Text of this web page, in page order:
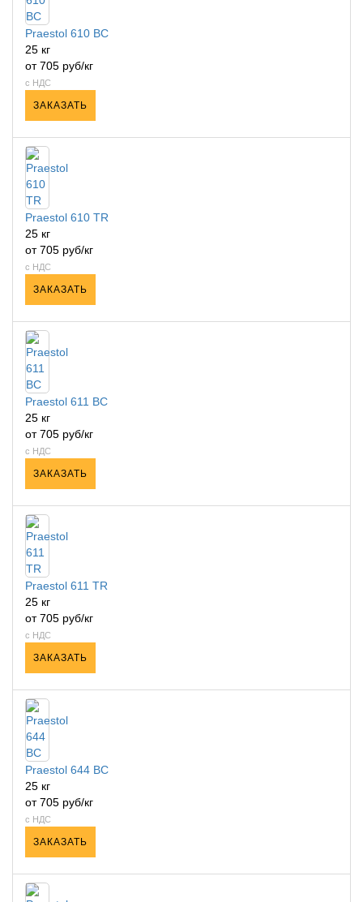
Praestol 610 ВС
25 кг
от 705 руб/кг
с НДС
ЗАКАЗАТЬ
Praestol 610 TR
25 кг
от 705 руб/кг
с НДС
ЗАКАЗАТЬ
Praestol 611 BC
25 кг
от 705 руб/кг
с НДС
ЗАКАЗАТЬ
Praestol 611 TR
25 кг
от 705 руб/кг
с НДС
ЗАКАЗАТЬ
Praestol 644 ВС
25 кг
от 705 руб/кг
с НДС
ЗАКАЗАТЬ